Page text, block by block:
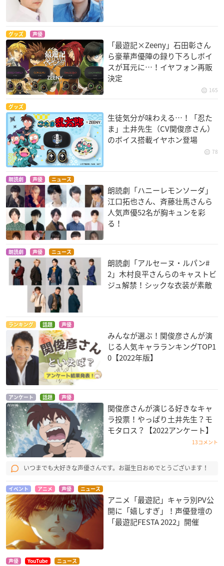
グッズ 声優
「最遊記×Zeeny」石田彰さん
ら豪華声優陣の録り下ろしボイ
スが耳元に…！イヤフォン再販
決定
165
グッズ
生徒気分が味わえる…！「忍た
ま」土井先生（CV関俊彦さん）
のボイス搭載イヤホン登場
78
朗読劇 声優 ニュース
朗読劇「ハニーレモンソーダ」
江口拓也さん、斉藤壮馬さんら
人気声優52名が胸キュンを彩
る！
朗読劇 声優 ニュース
朗読劇「アルセーヌ・ルパン#
2」木村良平さんらのキャストビ
ジュ解禁！シックな衣装が素敵
ランキング 話題 声優
みんなが選ぶ！関俊彦さんが演
じる人気キャラランキングTOP1
0【2022年版】
アンケート 話題 声優
関俊彦さんが演じる好きなキャ
ラ投票！やっぱり土井先生？モ
モタロス？【2022アンケート】
13コメント
いつまでも大好きな声優さんです。お誕生日おめでとうございます！
イベント アニメ 声優 ニュース
アニメ「最遊記」キャラ別PV公
開に「嬉しすぎ」！声優登壇の
「最遊記FESTA 2022」開催
声優 YouTube ニュース